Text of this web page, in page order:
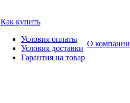
Как купить
Условия оплаты
Условия доставки
Гарантия на товар
О компании